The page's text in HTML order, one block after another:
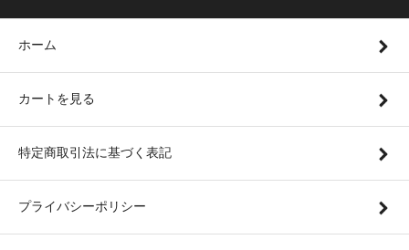
ホーム
カートを見る
特定商取引法に基づく表記
プライバシーポリシー